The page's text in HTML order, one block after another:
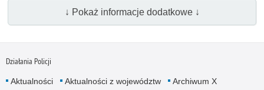
↓ Pokaż informacje dodatkowe ↓
Działania Policji
Aktualności Aktualności z województw
Archiwum X